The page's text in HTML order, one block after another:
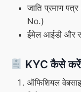
जाति प्रमाण
No.)
ईमेल आईडी और
KYC कैसे
ऑफिशियल